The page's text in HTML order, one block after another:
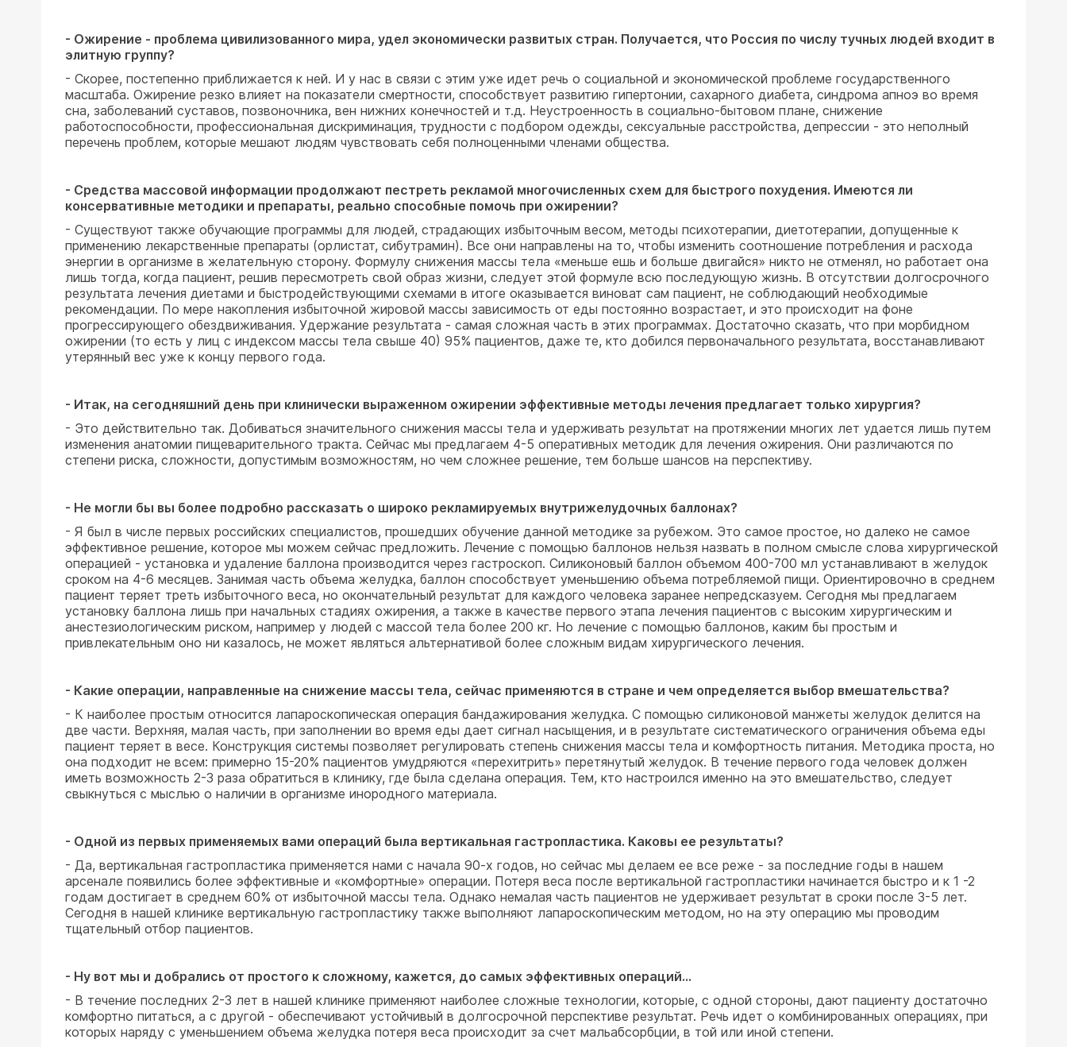
- Ожирение - проблема цивилизованного мира, удел экономически развитых стран. Получается, что Россия по числу тучных людей входит в
элитную группу?
- Скорее, постепенно приближается к ней. И у нас в связи с этим уже идет речь о социальной и экономической проблеме государственного
масштаба. Ожирение резко влияет на показатели смертности, способствует развитию гипертонии, сахарного диабета, синдрома апноэ во время
сна, заболеваний суставов, позвоночника, вен нижних конечностей и т.д. Неустроенность в социально-бытовом плане, снижение
работоспособности, профессиональная дискриминация, трудности с подбором одежды, сексуальные расстройства, депрессии - это неполный
перечень проблем, которые мешают людям чувствовать себя полноценными членами общества.
- Средства массовой информации продолжают пестреть рекламой многочисленных схем для быстрого похудения. Имеются ли
консервативные методики и препараты, реально способные помочь при ожирении?
- Существуют также обучающие программы для людей, страдающих избыточным весом, методы психотерапии, диетотерапии, допущенные к
применению лекарственные препараты (орлистат, сибутрамин). Все они направлены на то, чтобы изменить соотношение потребления и расхода
энергии в организме в желательную сторону. Формулу снижения массы тела «меньше ешь и больше двигайся» никто не отменял, но работает она
лишь тогда, когда пациент, решив пересмотреть свой образ жизни, следует этой формуле всю последующую жизнь. В отсутствии долгосрочного
результата лечения диетами и быстродействующими схемами в итоге оказывается виноват сам пациент, не соблюдающий необходимые
рекомендации. По мере накопления избыточной жировой массы зависимость от еды постоянно возрастает, и это происходит на фоне
прогрессирующего обездвиживания. Удержание результата - самая сложная часть в этих программах. Достаточно сказать, что при морбидном
ожирении (то есть у лиц с индексом массы тела свыше 40) 95% пациентов, даже те, кто добился первоначального результата, восстанавливают
утерянный вес уже к концу первого года.
- Итак, на сегодняшний день при клинически выраженном ожирении эффективные методы лечения предлагает только хирургия?
- Это действительно так. Добиваться значительного снижения массы тела и удерживать результат на протяжении многих лет удается лишь путем
изменения анатомии пищеварительного тракта. Сейчас мы предлагаем 4-5 оперативных методик для лечения ожирения. Они различаются по
степени риска, сложности, допустимым возможностям, но чем сложнее решение, тем больше шансов на перспективу.
- Не могли бы вы более подробно рассказать о широко рекламируемых внутрижелудочных баллонах?
- Я был в числе первых российских специалистов, прошедших обучение данной методике за рубежом. Это самое простое, но далеко не самое
эффективное решение, которое мы можем сейчас предложить. Лечение с помощью баллонов нельзя назвать в полном смысле слова хирургической
операцией - установка и удаление баллона производится через гастроскоп. Силиконовый баллон объемом 400-700 мл устанавливают в желудок
сроком на 4-6 месяцев. Занимая часть объема желудка, баллон способствует уменьшению объема потребляемой пищи. Ориентировочно в среднем
пациент теряет треть избыточного веса, но окончательный результат для каждого человека заранее непредсказуем. Сегодня мы предлагаем
установку баллона лишь при начальных стадиях ожирения, а также в качестве первого этапа лечения пациентов с высоким хирургическим и
анестезиологическим риском, например у людей с массой тела более 200 кг. Но лечение с помощью баллонов, каким бы простым и
привлекательным оно ни казалось, не может являться альтернативой более сложным видам хирургического лечения.
- Какие операции, направленные на снижение массы тела, сейчас применяются в стране и чем определяется выбор вмешательства?
- К наиболее простым относится лапароскопическая операция бандажирования желудка. С помощью силиконовой манжеты желудок делится на
две части. Верхняя, малая часть, при заполнении во время еды дает сигнал насыщения, и в результате систематического ограничения объема еды
пациент теряет в весе. Конструкция системы позволяет регулировать степень снижения массы тела и комфортность питания. Методика проста, но
она подходит не всем: примерно 15-20% пациентов умудряются «перехитрить» перетянутый желудок. В течение первого года человек должен
иметь возможность 2-3 раза обратиться в клинику, где была сделана операция. Тем, кто настроился именно на это вмешательство, следует
свыкнуться с мыслью о наличии в организме инородного материала.
- Одной из первых применяемых вами операций была вертикальная гастропластика. Каковы ее результаты?
- Да, вертикальная гастропластика применяется нами с начала 90-х годов, но сейчас мы делаем ее все реже - за последние годы в нашем
арсенале появились более эффективные и «комфортные» операции. Потеря веса после вертикальной гастропластики начинается быстро и к 1 -2
годам достигает в среднем 60% от избыточной массы тела. Однако немалая часть пациентов не удерживает результат в сроки после 3-5 лет.
Сегодня в нашей клинике вертикальную гастропластику также выполняют лапароскопическим методом, но на эту операцию мы проводим
тщательный отбор пациентов.
- Ну вот мы и добрались от простого к сложному, кажется, до самых эффективных операций...
- В течение последних 2-3 лет в нашей клинике применяют наиболее сложные технологии, которые, с одной стороны, дают пациенту достаточно
комфортно питаться, а с другой - обеспечивают устойчивый в долгосрочной перспективе результат. Речь идет о комбинированных операциях, при
которых наряду с уменьшением объема желудка потеря веса происходит за счет мальабсорбции, в той или иной степени.